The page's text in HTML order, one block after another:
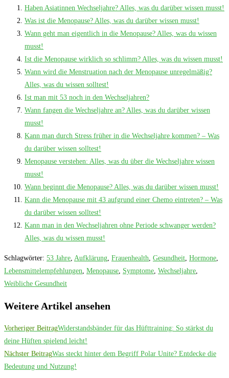
Haben Asiatinnen Wechseljahre? Alles, was du darüber wissen musst!
Was ist die Menopause? Alles, was du darüber wissen musst!
Wann geht man eigentlich in die Menopause? Alles, was du wissen
musst!
Ist die Menopause wirklich so schlimm? Alles, was du wissen musst!
Wann wird die Menstruation nach der Menopause unregelmäßig?
Alles, was du wissen solltest!
Ist man mit 53 noch in den Wechseljahren?
Wann fangen die Wechseljahre an? Alles, was du darüber wissen
musst!
Kann man durch Stress früher in die Wechseljahre kommen? – Was
du darüber wissen solltest!
Menopause verstehen: Alles, was du über die Wechseljahre wissen
musst!
Wann beginnt die Menopause? Alles, was du darüber wissen musst!
Kann die Menopause mit 43 aufgrund einer Chemo eintreten? – Was
du darüber wissen solltest!
Kann man in den Wechseljahren ohne Periode schwanger werden?
Alles, was du wissen musst!
Schlagwörter: 53 Jahre, Aufklärung, Frauenhealth, Gesundheit, Hormone,
Lebensmittelempfehlungen, Menopause, Symptome, Wechseljahre,
Weibliche Gesundheit
Weitere Artikel ansehen
Vorheriger BeitragWiderstandsbänder für das Hüfttraining: So stärkst du
deine Hüften spielend leicht!
Nächster BeitragWas steckt hinter dem Begriff Polar Unite? Entdecke die
Bedeutung und Nutzung!